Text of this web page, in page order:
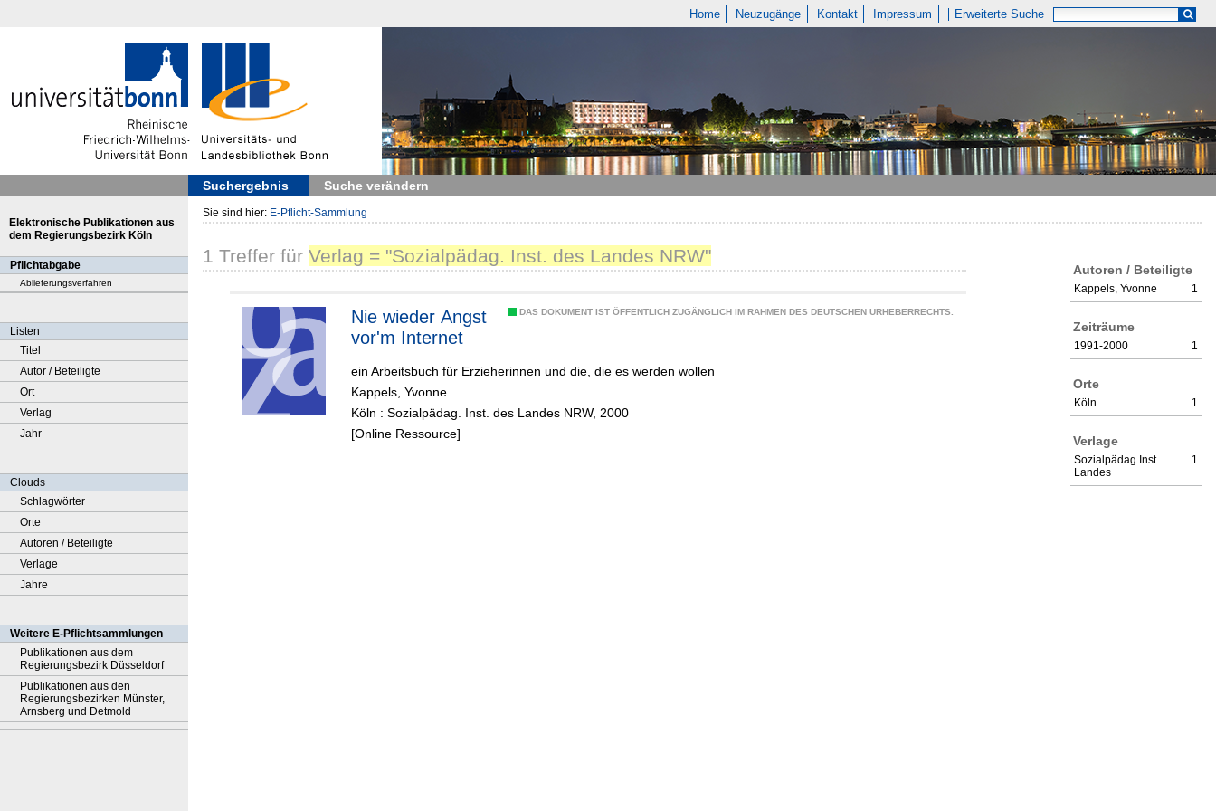
Home Neuzugänge Kontakt Impressum Erweiterte Suche
Suchergebnis Suche verändern
Elektronische Publikationen aus
dem Regierungsbezirk Köln
Pflichtabgabe
Ablieferungsverfahren
Listen
Titel
Autor / Beteiligte
Ort
Verlag
Jahr
Clouds
Schlagwörter
Orte
Autoren / Beteiligte
Verlage
Jahre
Weitere E-Pflichtsammlungen
Publikationen aus dem
Regierungsbezirk Düsseldorf
Publikationen aus den
Regierungsbezirken Münster,
Arnsberg und Detmold
Sie sind hier: E-Pflicht-Sammlung
Autoren / Beteiligte
1
Kappels, Yvonne
Zeiträume
1
1991-2000
Orte
1
Köln
Verlage
1
Sozialpädag Inst
Landes
1 Treffer für Verlag = "Sozialpädag. Inst. des Landes NRW"
DAS DOKUMENT IST ÖFFENTLICH ZUGÄNGLICH IM RAHMEN DES DEUTSCHEN URHEBERRECHTS.
Nie wieder Angst
vor'm Internet
ein Arbeitsbuch für Erzieherinnen und die, die es werden wollen
Kappels, Yvonne
Köln : Sozialpädag. Inst. des Landes NRW, 2000
[Online Ressource]